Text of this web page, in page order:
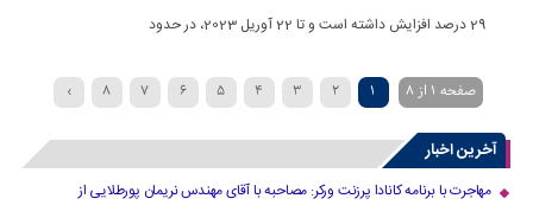
29 درصد افزایش داشته است و تا 22 آوریل 2023، در حدود
صفحه 1 از 8 1
2
3
4
5
6
7
8
›
آخرین اخبار
مهاجرت با برنامه کانادا پرزنت ورکر: مصاحبه با آقای مهندس نریمان پورطلایی از